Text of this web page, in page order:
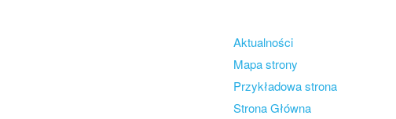
Menu
Skip to content
Aktualności
Mapa strony
Przykładowa strona
Strona Główna